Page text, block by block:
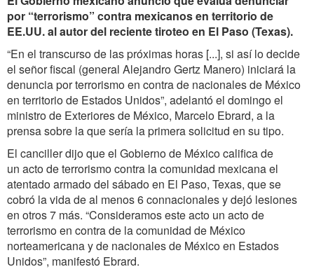
por “terrorismo” contra mexicanos en territorio de
EE.UU. al autor del reciente tiroteo en El Paso (Texas).
“En el transcurso de las próximas horas [...], si así lo decide
el señor fiscal (general Alejandro Gertz Manero) iniciará la
denuncia por terrorismo en contra de nacionales de México
en territorio de Estados Unidos”, adelantó el domingo el
ministro de Exteriores de México, Marcelo Ebrard, a la
prensa sobre la que sería la primera solicitud en su tipo.
El canciller dijo que el Gobierno de México califica de
un acto de terrorismo contra la comunidad mexicana el
atentado armado del sábado en El Paso, Texas, que se
cobró la vida de al menos 6 connacionales y dejó lesiones
en otros 7 más. “Consideramos este acto un acto de
terrorismo en contra de la comunidad de México
norteamericana y de nacionales de México en Estados
Unidos”, manifestó Ebrard.